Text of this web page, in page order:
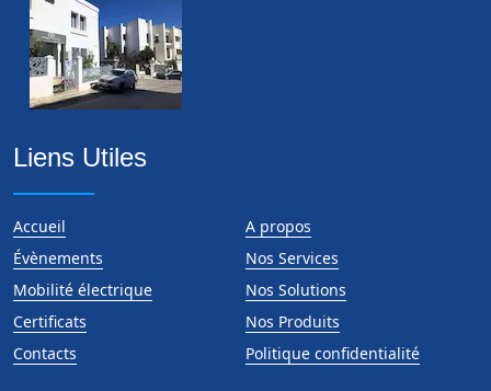
Liens Utiles
Accueil
A propos
Évènements
Nos Services
Mobilité électrique
Nos Solutions
Certificats
Nos Produits
Contacts
Politique confidentialité